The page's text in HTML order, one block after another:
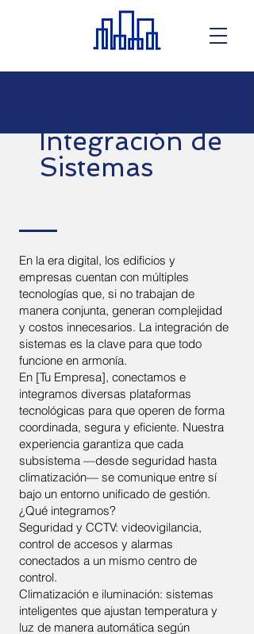
Integración de
Sistemas
En la era digital, los edificios y
empresas cuentan con múltiples
tecnologías que, si no trabajan de
manera conjunta, generan complejidad
y costos innecesarios. La integración de
sistemas es la clave para que todo
funcione en armonía.
En [Tu Empresa], conectamos e
integramos diversas plataformas
tecnológicas para que operen de forma
coordinada, segura y eficiente. Nuestra
experiencia garantiza que cada
subsistema —desde seguridad hasta
climatización— se comunique entre sí
bajo un entorno unificado de gestión.
¿Qué integramos?
Seguridad y CCTV: videovigilancia,
control de accesos y alarmas
conectados a un mismo centro de
control.
Climatización e iluminación: sistemas
inteligentes que ajustan temperatura y
luz de manera automática según